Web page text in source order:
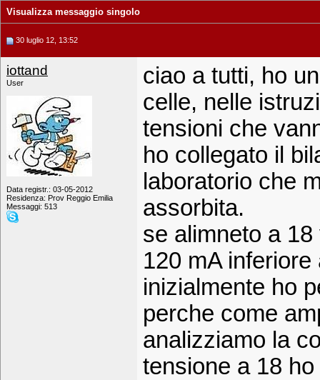
Visualizza messaggio singolo
30 luglio 12, 13:52
iottand
User
Data registr.: 03-05-2012
Residenza: Prov Reggio Emilia
Messaggi: 513
ciao a tutti, ho
celle, nelle
tensioni che
ho collegato il
laboratorio che
assorbita.
se alimneto a
120 mA
inizialmente ho
perche come
analizziamo la
tensione a 18